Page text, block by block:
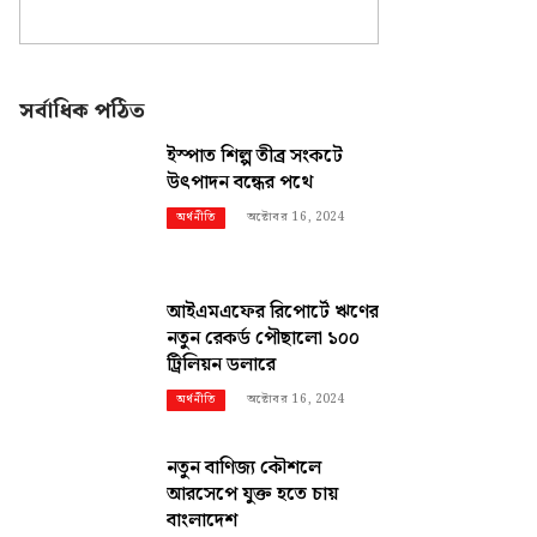
সর্বাধিক পঠিত
ইস্পাত শিল্প তীব্র সংকটে
উৎপাদন বন্ধের পথে
অর্থনীতি অক্টোবর 16, 2024
আইএমএফের রিপোর্টে ঋণের
নতুন রেকর্ড পৌছালো ১০০
ট্রিলিয়ন ডলারে
অর্থনীতি অক্টোবর 16, 2024
নতুন বাণিজ্য কৌশলে
আরসেপে যুক্ত হতে চায়
বাংলাদেশ